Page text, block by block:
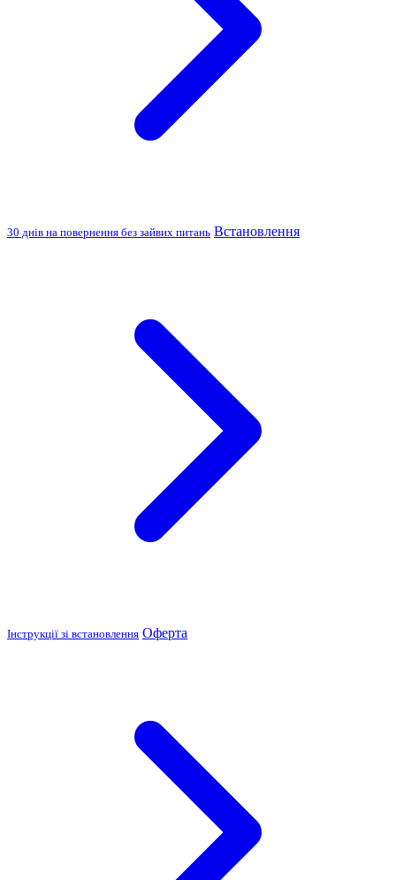
30 днів на повернення без зайвих питань Встановлення
Інструкції зі встановлення Оферта